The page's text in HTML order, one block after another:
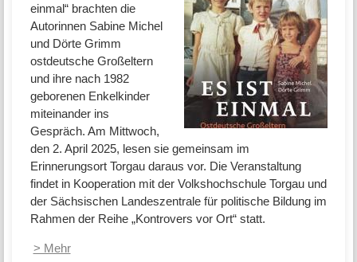
einmal“ brachten die
Autorinnen Sabine Michel
und Dörte Grimm
ostdeutsche Großeltern
und ihre nach 1982
geborenen Enkelkinder
miteinander ins
Gespräch. Am Mittwoch,
den 2. April 2025, lesen sie gemeinsam im
Erinnerungsort Torgau daraus vor. Die Veranstaltung
findet in Kooperation mit der Volkshochschule Torgau und
der Sächsischen Landeszentrale für politische Bildung im
Rahmen der Reihe „Kontrovers vor Ort“ statt.
> Mehr